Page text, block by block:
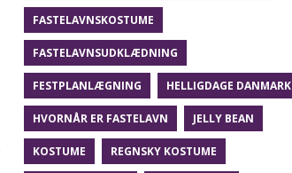
FASTELAVNSKOSTUME
FASTELAVNSUDKLÆDNING
FESTPLANLÆGNING HELLIGDAGE DANMARK
HVORNÅR ER FASTELAVN JELLY BEAN
KOSTUME REGNSKY KOSTUME